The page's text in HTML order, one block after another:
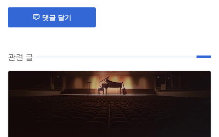
댓글 달기
관련 글